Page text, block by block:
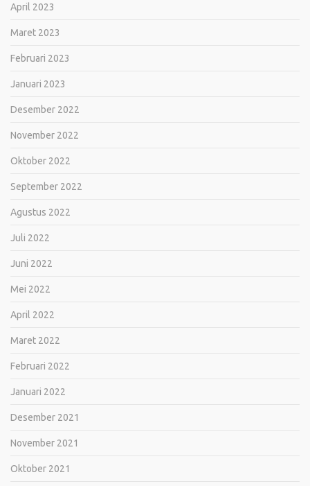
April 2023
Maret 2023
Februari 2023
Januari 2023
Desember 2022
November 2022
Oktober 2022
September 2022
Agustus 2022
Juli 2022
Juni 2022
Mei 2022
April 2022
Maret 2022
Februari 2022
Januari 2022
Desember 2021
November 2021
Oktober 2021